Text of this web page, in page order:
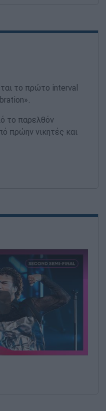
το πρώτο interval
το παρελθόν
πρώην νικητές και